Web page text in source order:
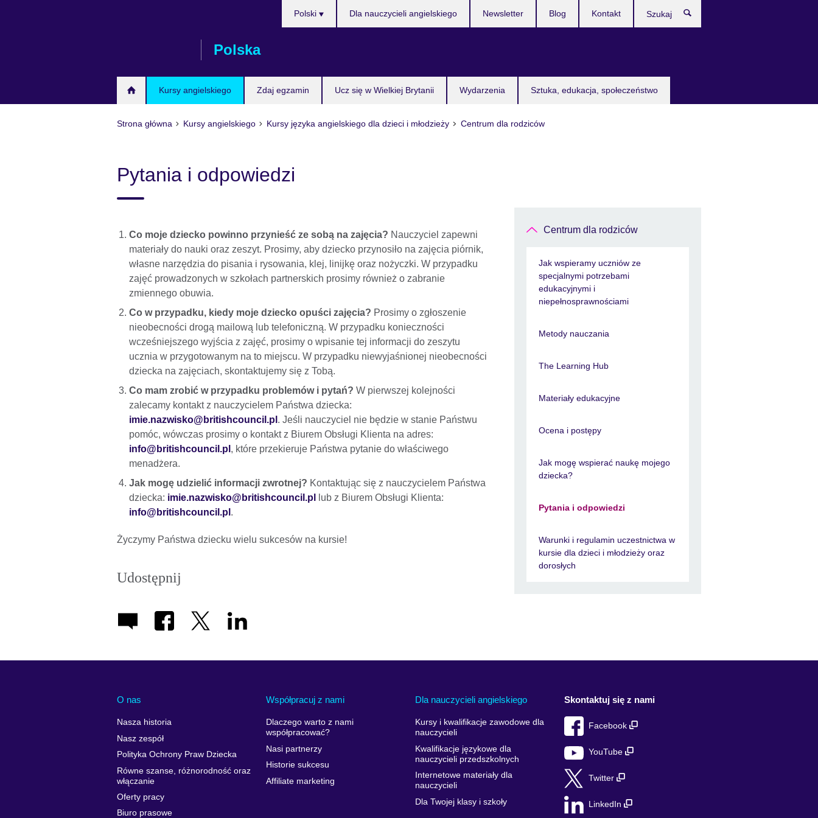
Polska
Kursy angielskiego Zdaj egzamin Ucz się w Wielkiej Brytanii Wydarzenia Sztuka, edukacja, społeczeństwo
Polski Dla nauczycieli angielskiego Newsletter Blog Kontakt
Strona główna Kursy angielskiego Kursy języka angielskiego dla dzieci i młodzieży Centrum dla rodziców
Pytania i odpowiedzi
Co moje dziecko powinno przynieść ze sobą na zajęcia? Nauczyciel zapewni
materiały do nauki oraz zeszyt. Prosimy, aby dziecko przynosiło na zajęcia piórnik,
własne narzędzia do pisania i rysowania, klej, linijkę oraz nożyczki. W przypadku
zajęć prowadzonych w szkołach partnerskich prosimy również o zabranie
zmiennego obuwia.
Co w przypadku, kiedy moje dziecko opuści zajęcia? Prosimy o zgłoszenie
nieobecności drogą mailową lub telefoniczną. W przypadku konieczności
wcześniejszego wyjścia z zajęć, prosimy o wpisanie tej informacji do zeszytu
ucznia w przygotowanym na to miejscu. W przypadku niewyjaśnionej nieobecności
dziecka na zajęciach, skontaktujemy się z Tobą.
Co mam zrobić w przypadku problemów i pytań? W pierwszej kolejności
zalecamy kontakt z nauczycielem Państwa dziecka:
imie.nazwisko@britishcouncil.pl . Jeśli nauczyciel nie będzie w stanie Państwu
pomóc, wówczas prosimy o kontakt z Biurem Obsługi Klienta na adres:
info@britishcouncil.pl , które przekieruje Państwa pytanie do właściwego
menadżera.
Jak mogę udzielić informacji zwrotnej? Kontaktując się z nauczycielem Państwa
dziecka: imie.nazwisko@britishcouncil.pl
lub z Biurem Obsługi Klienta:
info@britishcouncil.pl .
Życzymy Państwa dziecku wielu sukcesów na kursie!
Udostępnij
Centrum dla rodziców
Jak wspieramy uczniów ze
specjalnymi potrzebami
edukacyjnymi i
niepełnosprawnościami
Metody nauczania
The Learning Hub
Materiały edukacyjne
Ocena i postępy
Jak mogę wspierać naukę mojego
dziecka?
Pytania i odpowiedzi
Warunki i regulamin uczestnictwa w
kursie dla dzieci i młodzieży oraz
dorosłych
O nas
Nasza historia
Nasz zespół
Polityka Ochrony Praw Dziecka
Równe szanse, różnorodność oraz
włączanie
Oferty pracy
Biuro prasowe
Współpracuj z nami
Dlaczego warto z nami
współpracować?
Nasi partnerzy
Historie sukcesu
Affiliate marketing
Dla nauczycieli angielskiego
Kursy i kwalifikacje zawodowe dla
nauczycieli
Kwalifikacje językowe dla
nauczycieli przedszkolnych
Internetowe materiały dla
nauczycieli
Dla Twojej klasy i szkoły
Skontaktuj się z nami
Facebook
YouTube
Twitter
LinkedIn